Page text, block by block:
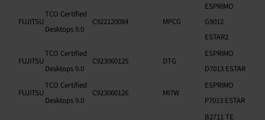
FUJITSU
TCO Certified
Desktops 9.0
C922120084 MPCG
ESPRIMO
G9012
ESTAR2
FUJITSU
TCO Certified
Desktops 9.0
C923060125 DTG
ESPRIMO
D7013 ESTAR
FUJITSU
TCO Certified
Desktops 9.0
C923060126 MI7W
ESPRIMO
P7013 ESTAR
B2711 TE